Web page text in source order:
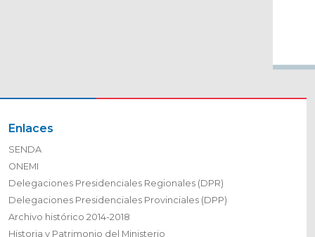
Enlaces
SENDA
ONEMI
Delegaciones Presidenciales Regionales (DPR)
Delegaciones Presidenciales Provinciales (DPP)
Archivo histórico 2014-2018
Historia y Patrimonio del Ministerio